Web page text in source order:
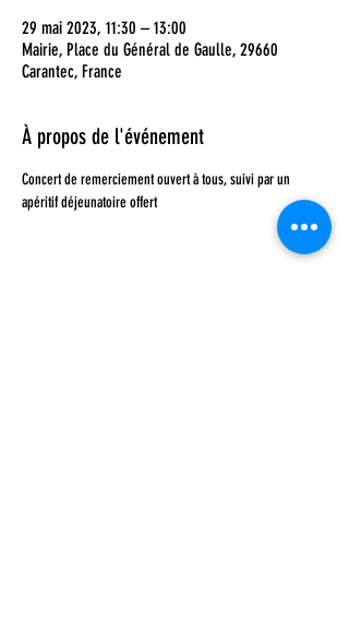
29 mai 2023, 11:30 – 13:00
Mairie, Place du Général de Gaulle, 29660
Carantec, France
À propos de l'événement
Concert de remerciement ouvert à tous, suivi par un
apéritif déjeunatoire offert